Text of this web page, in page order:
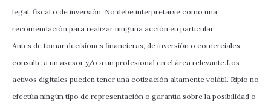
legal, fiscal o de inversión. No debe interpretarse como una
recomendación para realizar ninguna acción en particular.
Antes de tomar decisiones financieras, de inversión o comerciales,
consulte a un asesor y/o a un profesional en el área relevante.Los
activos digitales pueden tener una cotización altamente volátil. Ripio no
efectúa ningún tipo de representación o garantía sobre la posibilidad o